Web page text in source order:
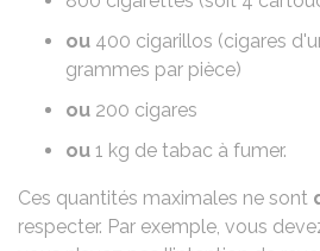
ou 400 cigarillos (cigares
grammes par pièce)
ou 200 cigares
ou 1 kg de tabac à fumer.
Ces quantités maximales ne sont
respecter. Par exemple, vous